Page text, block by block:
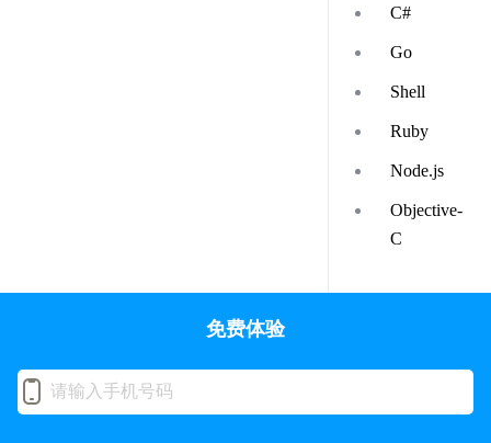
C#
Go
Shell
Ruby
Node.js
Objective-
C
免费体验